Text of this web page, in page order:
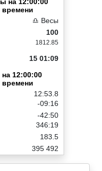
времени
♎ Весы
100
1812.85
15 01:09
12:00:00
времени
12:53.8
-09:16
-42:50
346:19
183.5
395 492